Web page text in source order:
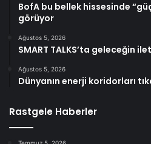
BofA bu bellek hissesinde
görüyor
Ağustos 5, 2026
SMART TALKS’ta geleceğin
Ağustos 5, 2026
Dünyanın enerji koridorları
Rastgele Haberler